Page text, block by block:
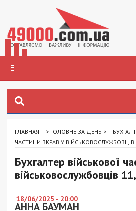
ГЛАВНАЯ > ГОЛОВНЕ ЗА ДЕНЬ >
ЧАСТИНИ ВКРАВ У ВІЙСЬКОВОСЛУЖБОВЦІВ
Бухгалтер військової
військовослужбовців
18/06/2025 - 20:00
АННА БАУМАН